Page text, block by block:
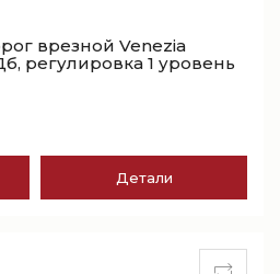
врезной Venezia
регулировка 1 уровень
Детали